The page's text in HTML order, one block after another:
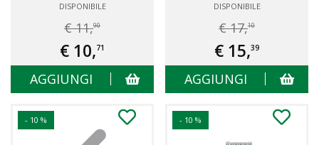
DISPONIBILE
€ 11,90
€ 10,71
AGGIUNGI
DISPONIBILE
€ 17,10
€ 15,39
AGGIUNGI
- 10 % - 10 %